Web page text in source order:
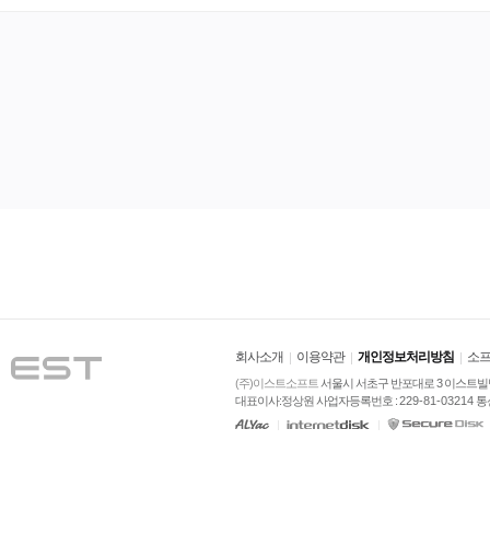
회사소개 이용약관 개인정보처리방침 소
(주)이스트소프트 서울시 서초구 반포대로 3 이스트빌
대표이사:정상원 사업자등록번호 : 229-81-03214 통